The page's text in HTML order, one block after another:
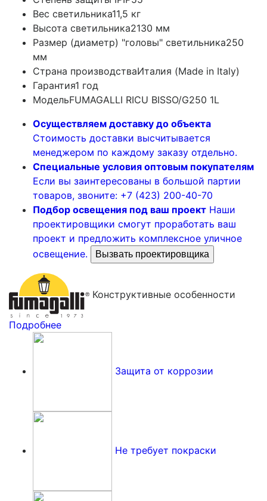
Вес светильника11,5 кг
Высота светильника2130 мм
Размер (диаметр) "головы" светильника250
мм
Страна производстваИталия (Made in Italy)
Гарантия1 год
МодельFUMAGALLI RICU BISSO/G250 1L
Осуществляем доставку до объекта
Стоимость доставки высчитывается
менеджером по каждому заказу отдельно.
Специальные условия оптовым покупателям
Если вы заинтересованы в большой партии
товаров, звоните: +7 (423) 200-40-70
Подбор освещения под ваш проект Наши
проектировщики смогут проработать ваш
проект и предложить комплексное уличное
освещение.
Вызвать проектировщика
Конструктивные особенности
Подробнее
Защита от коррозии
Не требует покраски